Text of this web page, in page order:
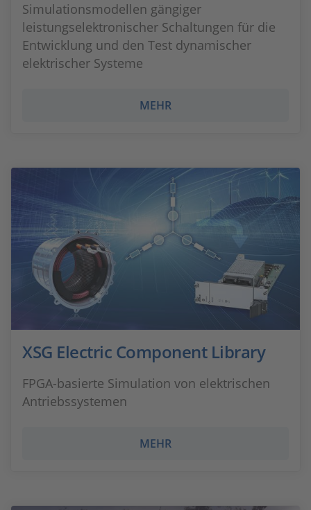
Simulationsmodellen gängiger
leistungselektronischer Schaltungen für die
Entwicklung und den Test dynamischer
elektrischer Systeme
MEHR
XSG Electric Component Library
FPGA-basierte Simulation von elektrischen
Antriebssystemen
MEHR